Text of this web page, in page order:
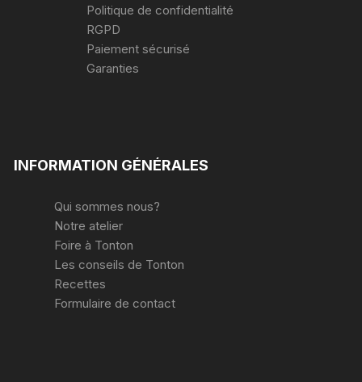
Politique de confidentialité
RGPD
Paiement sécurisé
Garanties
INFORMATION GÉNÉRALES
Qui sommes nous?
Notre atelier
Foire à Tonton
Les conseils de Tonton
Recettes
Formulaire de contact